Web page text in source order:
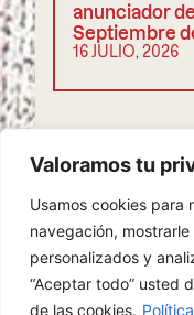
Valoramos tu
Usamos cookies para
navegación,
personalizados y
“Aceptar todo” usted
de las cookies.
COMPARTIR
anunciador
Septiembre
16 JULIO, 2026
POLÍTICA DE